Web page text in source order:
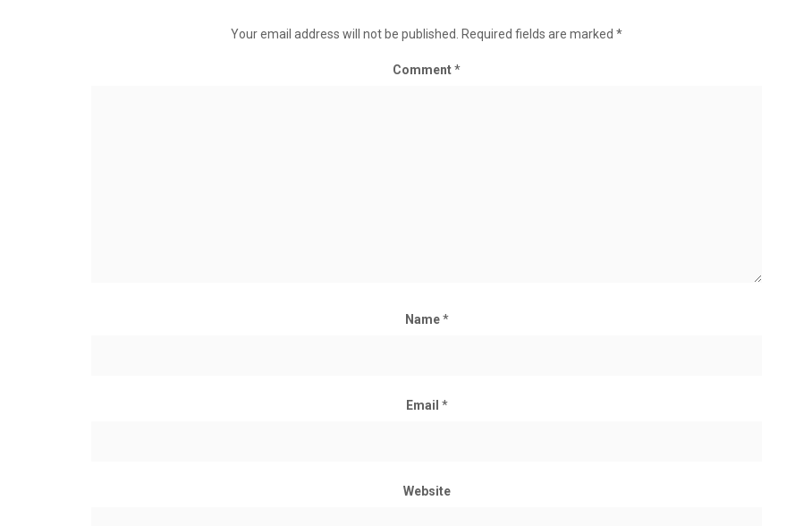
Your email address will not be published. Required fields are marked *
Comment*
Name*
Email *
Website